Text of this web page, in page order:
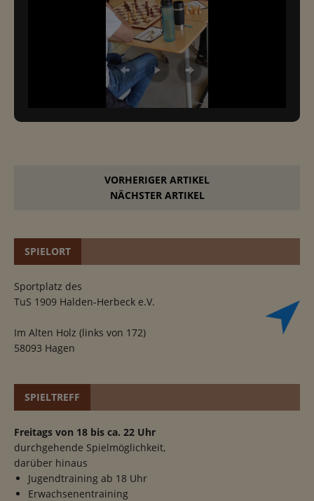
VORHERIGER ARTIKEL
NÄCHSTER ARTIKEL
SPIELORT
Sportplatz des
TuS 1909 Halden-Herbeck e.V.
Im Alten Holz (links von 172)
58093 Hagen
SPIELTREFF
Freitags von 18 bis ca. 22 Uhr
durchgehende Spielmöglichkeit,
darüber hinaus
Jugendtraining ab 18 Uhr
Erwachsenentraining